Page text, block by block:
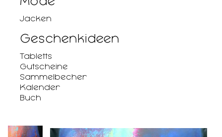
Jacken
Geschenkideen
Tabletts
Gutscheine
Sammelbecher
Kalender
Buch